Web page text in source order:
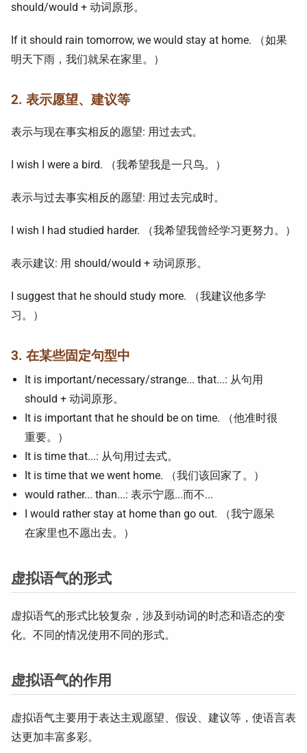
should/would + 动词原形。
If it should rain tomorrow, we would stay at home. （如果
明天下雨，我们就呆在家里。）
2. 表示愿望、建议等
表示与现在事实相反的愿望: 用过去式。
I wish I were a bird. （我希望我是一只鸟。）
表示与过去事实相反的愿望: 用过去完成时。
I wish I had studied harder. （我希望我曾经学习更努力。）
表示建议: 用 should/would + 动词原形。
I suggest that he should study more. （我建议他多学
习。）
3. 在某些固定句型中
It is important/necessary/strange... that...: 从句用
should + 动词原形。
It is important that he should be on time. （他准时很
重要。）
It is time that...: 从句用过去式。
It is time that we went home. （我们该回家了。）
would rather... than...: 表示宁愿...而不...
I would rather stay at home than go out. （我宁愿呆
在家里也不愿出去。）
虚拟语气的形式
虚拟语气的形式比较复杂，涉及到动词的时态和语态的变
化。不同的情况使用不同的形式。
虚拟语气的作用
虚拟语气主要用于表达主观愿望、假设、建议等，使语言表
达更加丰富多彩。